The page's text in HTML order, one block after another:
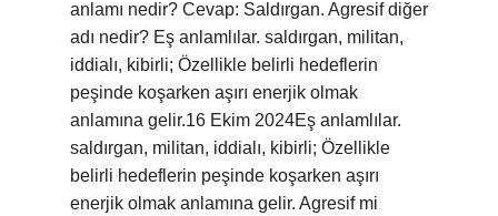
anlamı nedir? Cevap: Saldırgan. Agresif diğer
adı nedir? Eş anlamlılar. saldırgan, militan,
iddialı, kibirli; Özellikle belirli hedeflerin
peşinde koşarken aşırı enerjik olmak
anlamına gelir.16 Ekim 2024Eş anlamlılar.
saldırgan, militan, iddialı, kibirli; Özellikle
belirli hedeflerin peşinde koşarken aşırı
enerjik olmak anlamına gelir. Agresif mi